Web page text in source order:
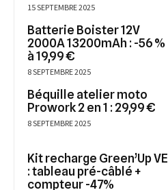
15 SEPTEMBRE 2025
Batterie Boister 12V
2000A 13200mAh : -56 %
à 19,99 €
8 SEPTEMBRE 2025
Béquille atelier moto
Prowork 2 en 1 : 29,99 €
8 SEPTEMBRE 2025
Kit recharge Green’Up VE
: tableau pré-câblé +
compteur -47%